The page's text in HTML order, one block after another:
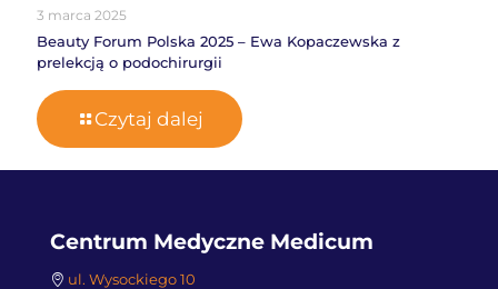
3 marca 2025
Beauty Forum Polska 2025 – Ewa Kopaczewska z
prelekcją o podochirurgii
Czytaj dalej
Centrum Medyczne Medicum
ul. Wysockiego 10